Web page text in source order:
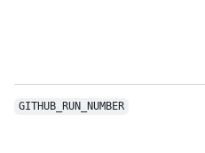
GITHUB_RUN_NUMBER